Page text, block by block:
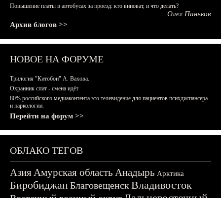
Повышение платы в автобусах за проезд: кто виноват, и что делать?
Олег Паньков
Архив блогов >>
НОВОЕ НА ФОРУМЕ
Трилогия "Китобои" А. Вахова.
Охранник спит - смена идёт
80% российского медиаконтента это телевидение для пациентов психдиспансера
и наркологии.
Перейти на форум >>
ОБЛАКО ТЕГОВ
АзияАмурская область Анадырь Арктика
БиробиджанБлаговещенскВладивосток